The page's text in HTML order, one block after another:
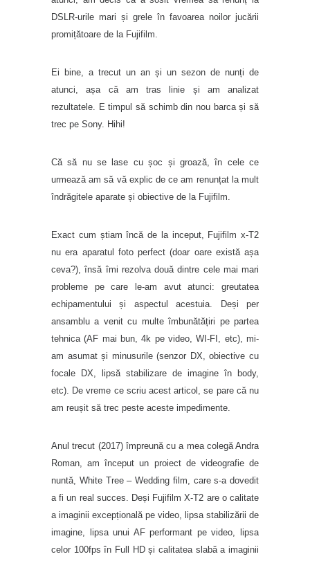
DSLR-urile mari și grele în favoarea noilor jucării
promițătoare de la Fujifilm.
Ei bine, a trecut un an și un sezon de nunți de
atunci, așa că am tras linie și am analizat
rezultatele. E timpul să schimb din nou barca și să
trec pe Sony. Hihi!
Că să nu se lase cu șoc și groază, în cele ce
urmează am să vă explic de ce am renunțat la mult
îndrăgitele aparate și obiective de la Fujifilm.
Exact cum știam încă de la inceput, Fujifilm x-T2
nu era aparatul foto perfect (doar oare există așa
ceva?), însă îmi rezolva două dintre cele mai mari
probleme pe care le-am avut atunci: greutatea
echipamentului și aspectul acestuia. Deși per
ansamblu a venit cu multe îmbunătățiri pe partea
tehnica (AF mai bun, 4k pe video, WI-FI, etc), mi-
am asumat și minusurile (senzor DX, obiective cu
focale DX, lipsă stabilizare de imagine în body,
etc). De vreme ce scriu acest articol, se pare că nu
am reușit să trec peste aceste impedimente.
Anul trecut (2017) împreună cu a mea colegă Andra
Roman, am început un proiect de videografie de
nuntă, White Tree – Wedding film, care s-a dovedit
a fi un real succes. Deși Fujifilm X-T2 are o calitate
a imaginii excepțională pe video, lipsa stabilizării de
imagine, lipsa unui AF performant pe video, lipsa
celor 100fps în Full HD și calitatea slabă a imaginii